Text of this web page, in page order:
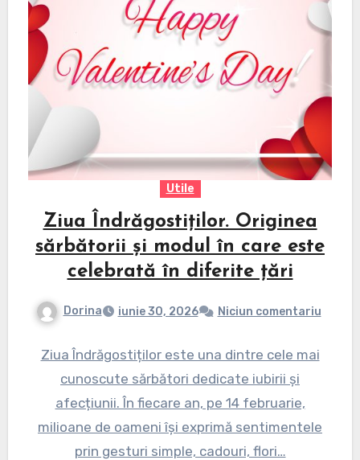
Utile
Ziua Îndrăgostiților. Originea
sărbătorii și modul în care este
celebrată în diferite țări
Dorina iunie 30, 2026 Niciun comentariu
Ziua Îndrăgostiților este una dintre cele mai
cunoscute sărbători dedicate iubirii și
afecțiunii. În fiecare an, pe 14 februarie,
milioane de oameni își exprimă sentimentele
prin gesturi simple, cadouri, flori…